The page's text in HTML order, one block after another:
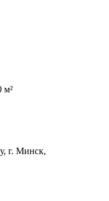
м²
г. Минск,